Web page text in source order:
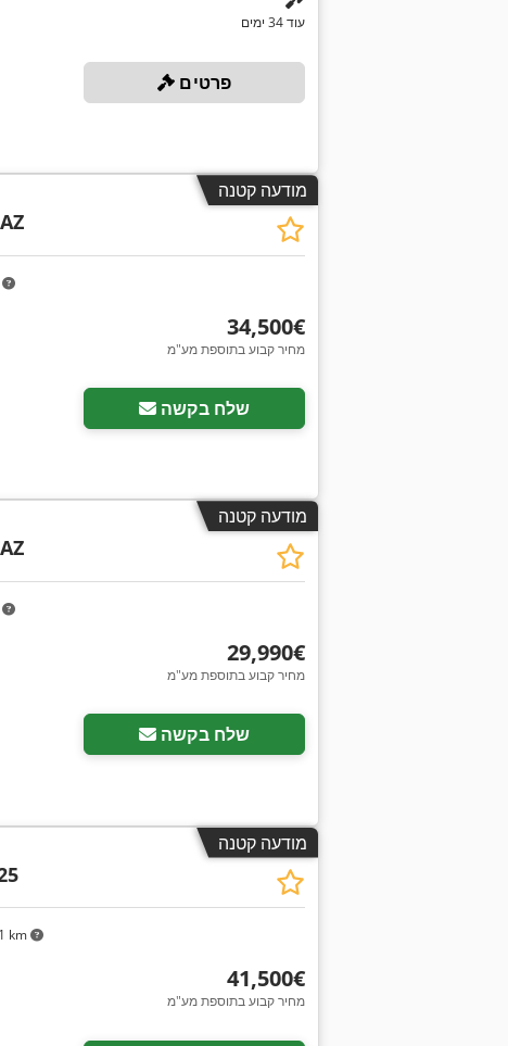
עוד 34 ימים
פרטים
מודעה קטנה
‏34,500 ‏€
מחיר קבוע בתוספת מע"מ
שלח בקשה
מודעה קטנה
‏29,990 ‏€
מחיר קבוע בתוספת מע"מ
שלח בקשה
מודעה קטנה
km
‏41,500 ‏€
מחיר קבוע בתוספת מע"מ